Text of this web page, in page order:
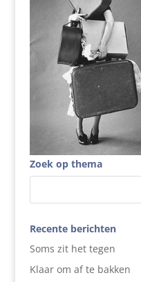
Zoek op thema
Recente berichten
Soms zit het tegen
Klaar om af te bakken